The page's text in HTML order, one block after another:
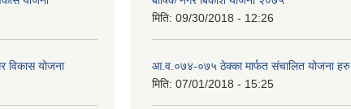
विकास योजना
मिति: 09/30/2018 - 12:26
आ.व.०७४-०७५ ठेक्का मार्फत संचालित योजना हरु
मिति: 07/01/2018 - 15:25